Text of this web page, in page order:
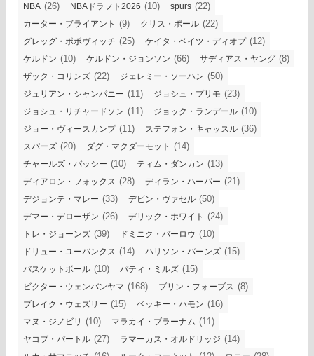
NBA (26) NBAドラフト2026 (10) spurs (22)
カーター・ブライアント (9) クリス・ポール (22)
グレッグ・ポポヴィッチ (25) ケイタ・ベイツ・ディオプ(12)
ケルドン (10) ケルドン・ジョンソン (66) サディアス・ヤング (8)
ザック・コリンズ (22) ジェレミー・ソーハン (50)
ジュリアン・シャンパニー (11) ジョシュ・プリモ (23)
ジョシュ・リチャードソン (11) ジョック・ランデール (10)
ジョー・ヴィースカンプ(11) ステフォン・キャッスル (36)
スパーズ (20) ダグ・マクダーモット (14)
チャールズ・バッシー (10) ティム・ダンカン (13)
ディアロン・フォックス (28) ディラン・ハーパー (21)
デジョンテ・マレー (33) デビン・ヴァセル (50)
デマー・デローザン (26) デリック・ホワイト (24)
トレ・ジョーンズ (39) ドミニク・バーロウ (10)
ドリュー・ユーバンクス (14) ハリソン・バーンズ (15)
バスケットボール (10) パティ・ミルズ (15)
ビクター・ウェンバンヤマ (168) ブリン・フォーブス (8)
ブレイク・ウェズリー (15) ベッキー・ハモン (16)
マヌ・ジノビリ (10) マラカイ・ブラーナム (11)
ヤコブ・パートル (27) ラマーカス・オルドリッジ (14)